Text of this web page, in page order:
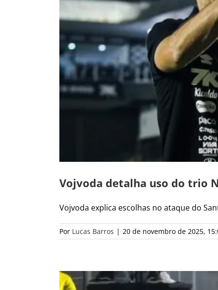
Vojvoda detalha uso do trio
Vojvoda explica escolhas no ataque do
Por Lucas Barros | 20 de novembro de 2025,